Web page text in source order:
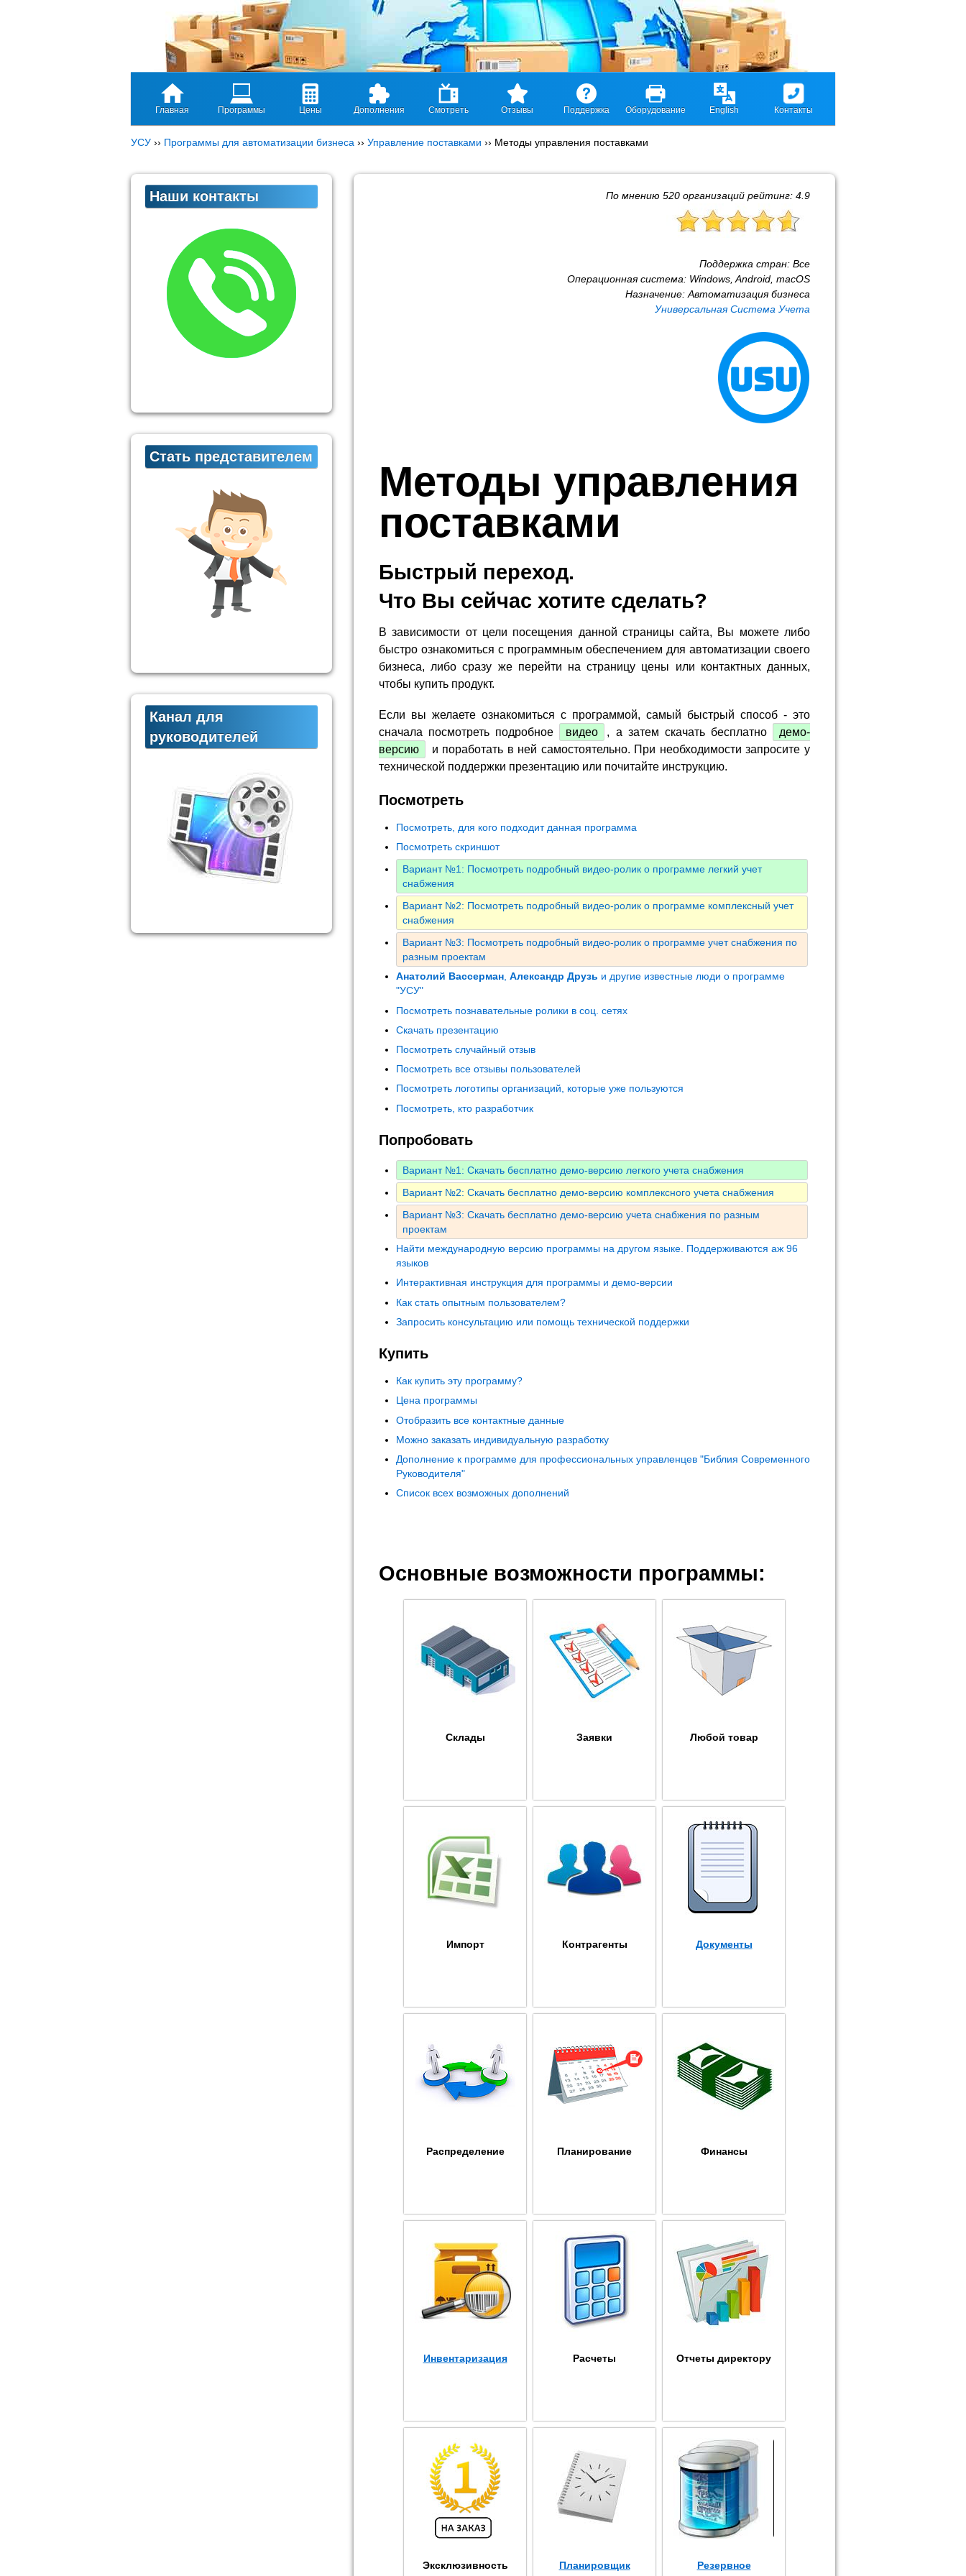
Главная Программы Цены Дополнения Смотреть Отзывы Поддержка Оборудование English Контакты
УСУ ›› Программы для автоматизации бизнеса ›› Управление поставками ›› Методы управления поставками
По мнению 520 организаций рейтинг: 4.9
Поддержка стран: Все
Операционная система: Windows, Android, macOS
Назначение: Автоматизация бизнеса
Универсальная Система Учета
Методы управления
поставками
Быстрый переход.
Что Вы сейчас хотите сделать?
В зависимости от цели посещения данной страницы сайта, Вы можете либо
быстро ознакомиться с программным обеспечением для автоматизации своего
бизнеса, либо сразу же перейти на страницу цены или контактных данных,
чтобы купить продукт.
Если вы желаете ознакомиться с программой, самый быстрый способ - это
сначала посмотреть подробное
видео , а затем скачать бесплатно
демо-
версию
и поработать в ней самостоятельно. При необходимости запросите у
технической поддержки презентацию или почитайте инструкцию.
Посмотреть
Посмотреть, для кого подходит данная программа
Посмотреть скриншот
Вариант №1: Посмотреть подробный видео-ролик о программе легкий учет
снабжения
Вариант №2: Посмотреть подробный видео-ролик о программе комплексный учет
снабжения
Вариант №3: Посмотреть подробный видео-ролик о программе учет снабжения по
разным проектам
Анатолий Вассерман, Александр Друзь и другие известные люди о программе
"УСУ"
Посмотреть познавательные ролики в соц. сетях
Скачать презентацию
Посмотреть случайный отзыв
Посмотреть все отзывы пользователей
Посмотреть логотипы организаций, которые уже пользуются
Посмотреть, кто разработчик
Попробовать
Вариант №1: Скачать бесплатно демо-версию легкого учета снабжения
Вариант №2: Скачать бесплатно демо-версию комплексного учета снабжения
Вариант №3: Скачать бесплатно демо-версию учета снабжения по разным
проектам
Найти международную версию программы на другом языке. Поддерживаются аж 96
языков
Интерактивная инструкция для программы и демо-версии
Как стать опытным пользователем?
Запросить консультацию или помощь технической поддержки
Купить
Как купить эту программу?
Цена программы
Отобразить все контактные данные
Можно заказать индивидуальную разработку
Дополнение к программе для профессиональных управленцев "Библия Современного
Руководителя"
Список всех возможных дополнений
Основные возможности программы:
Склады Заявки Любой товар
Импорт Контрагенты Документы
Распределение Планирование Финансы
Инвентаризация Расчеты Отчеты директору
Эксклюзивность Планировщик
Резервное
Наши контакты
Стать представителем
Канал для
руководителей